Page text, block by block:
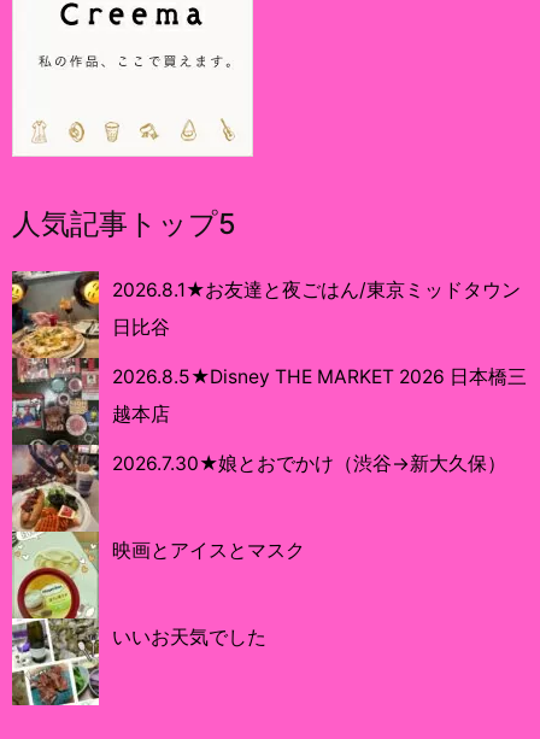
人気記事トップ5
2026.8.1★お友達と夜ごはん/東京ミッドタウン
日比谷
2026.8.5★Disney THE MARKET 2026 日本橋三
越本店
2026.7.30★娘とおでかけ（渋谷→新大久保）
映画とアイスとマスク
いいお天気でした